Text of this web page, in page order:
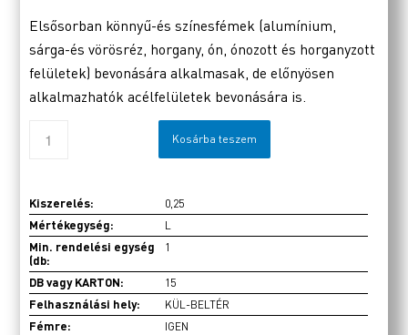
Elsősorban könnyű-és színesfémek (alumínium,
sárga-és vörösréz, horgany, ón, ónozott és horganyzott
felületek) bevonására alkalmasak, de előnyösen
alkalmazhatók acélfelületek bevonására is.
Kosárba teszem
Kiszerelés: 0,25
Mértékegység: L
Min. rendelési egység
(db:
1
DB vagy KARTON: 15
Felhasználási hely: KÜL-BELTÉR
Fémre: IGEN